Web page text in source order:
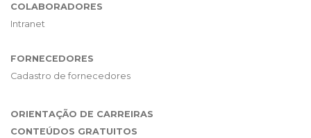
COLABORADORES
Intranet
FORNECEDORES
Cadastro de fornecedores
ORIENTAÇÃO DE CARREIRAS
CONTEÚDOS GRATUITOS